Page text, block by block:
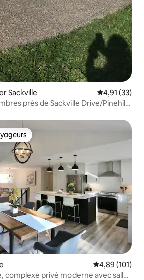
Sackville Évaluation
4,91 (33)
près de Sackville Drive/Pinehill
les plus appréciés
Évaluation
4,89 (101)
complexe privé moderne avec salle